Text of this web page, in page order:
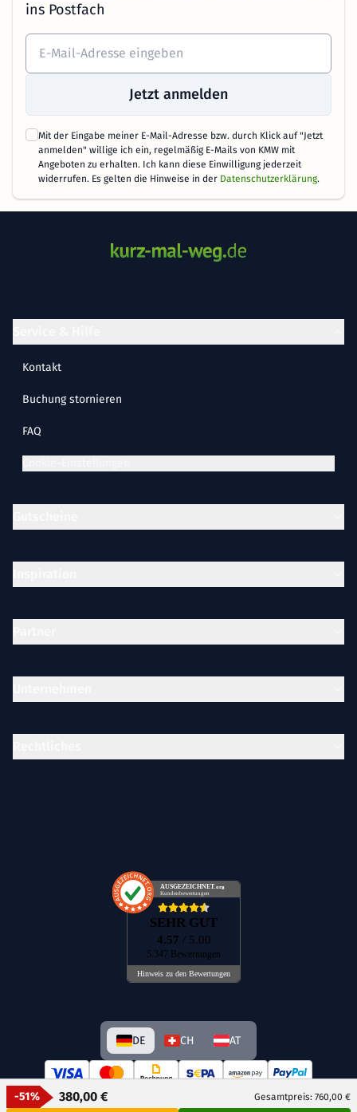
-51% 380,00 € Gesamtpreis: 760,00 €
ins Postfach
Jetzt anmelden
Mit der Eingabe meiner E-Mail-Adresse bzw. durch Klick auf "Jetzt
anmelden" willige ich ein, regelmäßig E-Mails von KMW mit
Angeboten zu erhalten. Ich kann diese Einwilligung jederzeit
widerrufen. Es gelten die Hinweise in der Datenschutzerklärung.
AUSGEZEICHNET .org
Kundenbewertungen
SEHR GUT
4.57 / 5.00
5.347 Bewertungen
Hinweis zu den Bewertungen
Kontakt
Buchung stornieren
FAQ
DE CH AT